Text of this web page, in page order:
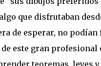
que disfrutaban
de esperar, no
este gran profesional
teoremas, leyes